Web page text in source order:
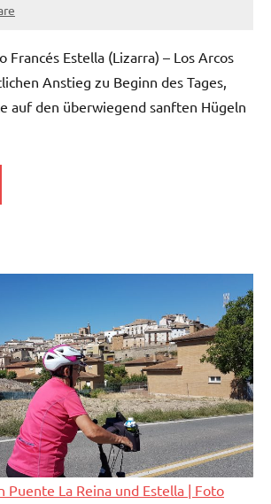
Francés Estella (Lizarra) – Los Arcos
Anstieg zu Beginn des Tages,
auf den überwiegend sanften Hügeln
Puente La Reina und Estella | Foto